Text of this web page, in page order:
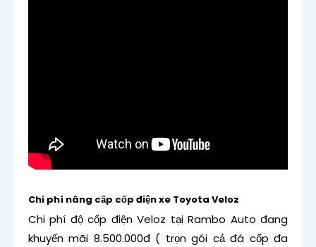
Chi phí nâng cấp cốp điện xe Toyota Veloz
Chi phí độ cốp điện Veloz tại Rambo Auto đang
khuyến mãi 8.500.000đ ( trọn gói cả đá cốp đa